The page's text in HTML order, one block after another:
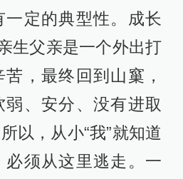
定的典型性。成长
生父亲是一个外出打
，最终回到山窼，
、安分、没有进取
以，从小“我”就知道
必须从这里逃走。一